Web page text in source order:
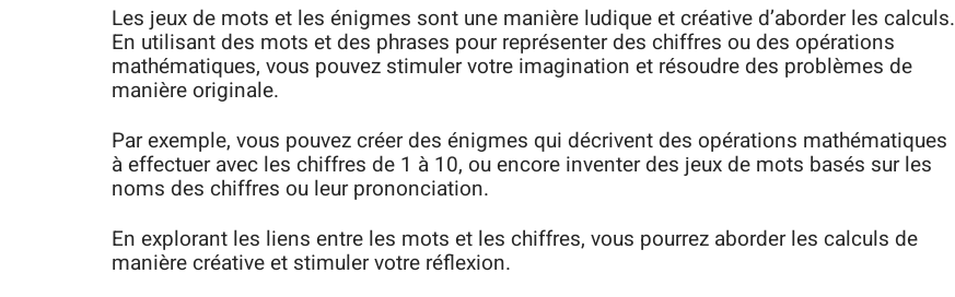
Les jeux de mots et les énigmes sont une manière ludique et créative d’aborder les calculs.
En utilisant des mots et des phrases pour représenter des chiffres ou des opérations
mathématiques, vous pouvez stimuler votre imagination et résoudre des problèmes de
manière originale.
Par exemple, vous pouvez créer des énigmes qui décrivent des opérations mathématiques
à effectuer avec les chiffres de 1 à 10, ou encore inventer des jeux de mots basés sur les
noms des chiffres ou leur prononciation.
En explorant les liens entre les mots et les chiffres, vous pourrez aborder les calculs de
manière créative et stimuler votre réflexion.